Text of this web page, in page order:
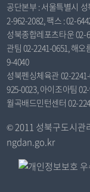
공단본부 : 서울특별시
2-962-2082, 팩스 : 02-
성북종합레포츠타운 02-
관팀 02-2241-0651, 해
9-4040
성북펜싱체육관 02-
925-0023, 아이조아팀
월곡배드민턴센터 02-
© 2011 성북구도시관
ngdan.go.kr